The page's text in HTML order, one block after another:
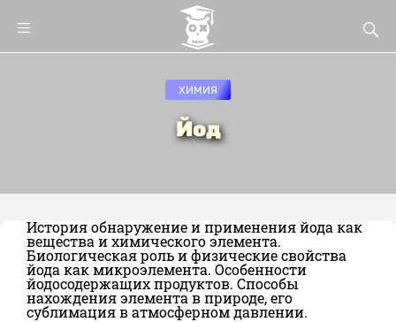
ХИМИЯ
Йод
История обнаружение и применения йода как
вещества и химического элемента.
Биологическая роль и физические свойства
йода как микроэлемента. Особенности
йодосодержащих продуктов. Способы
нахождения элемента в природе, его
сублимация в атмосферном давлении.